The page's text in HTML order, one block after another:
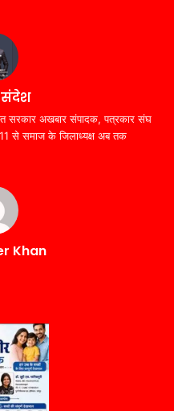
सरकार अखबार संपादक, पत्रकार संघ
से समाज के जिलाध्यक्ष अब तक
Khan